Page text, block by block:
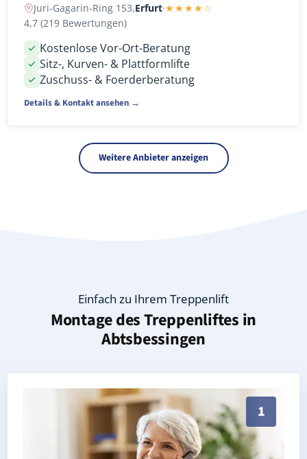
Juri-Gagarin-Ring 153,Erfurt·★★★★☆
4,7 (219 Bewertungen)
Kostenlose Vor-Ort-Beratung
Sitz-, Kurven- & Plattformlifte
Zuschuss- & Foerderberatung
Details & Kontakt ansehen →
Weitere Anbieter anzeigen
Einfach zu Ihrem Treppenlift
Montage des Treppenliftes in
Abtsbessingen
1
Persönliche Treppenlift-Beratung in Abtsbessingen